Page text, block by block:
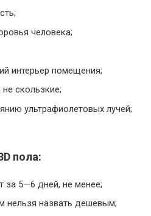
человека;
интерьер помещения;
скользкие;
ультрафиолетовых лучей;
пола:
за 5—6 дней, не менее;
нельзя назвать дешевым;